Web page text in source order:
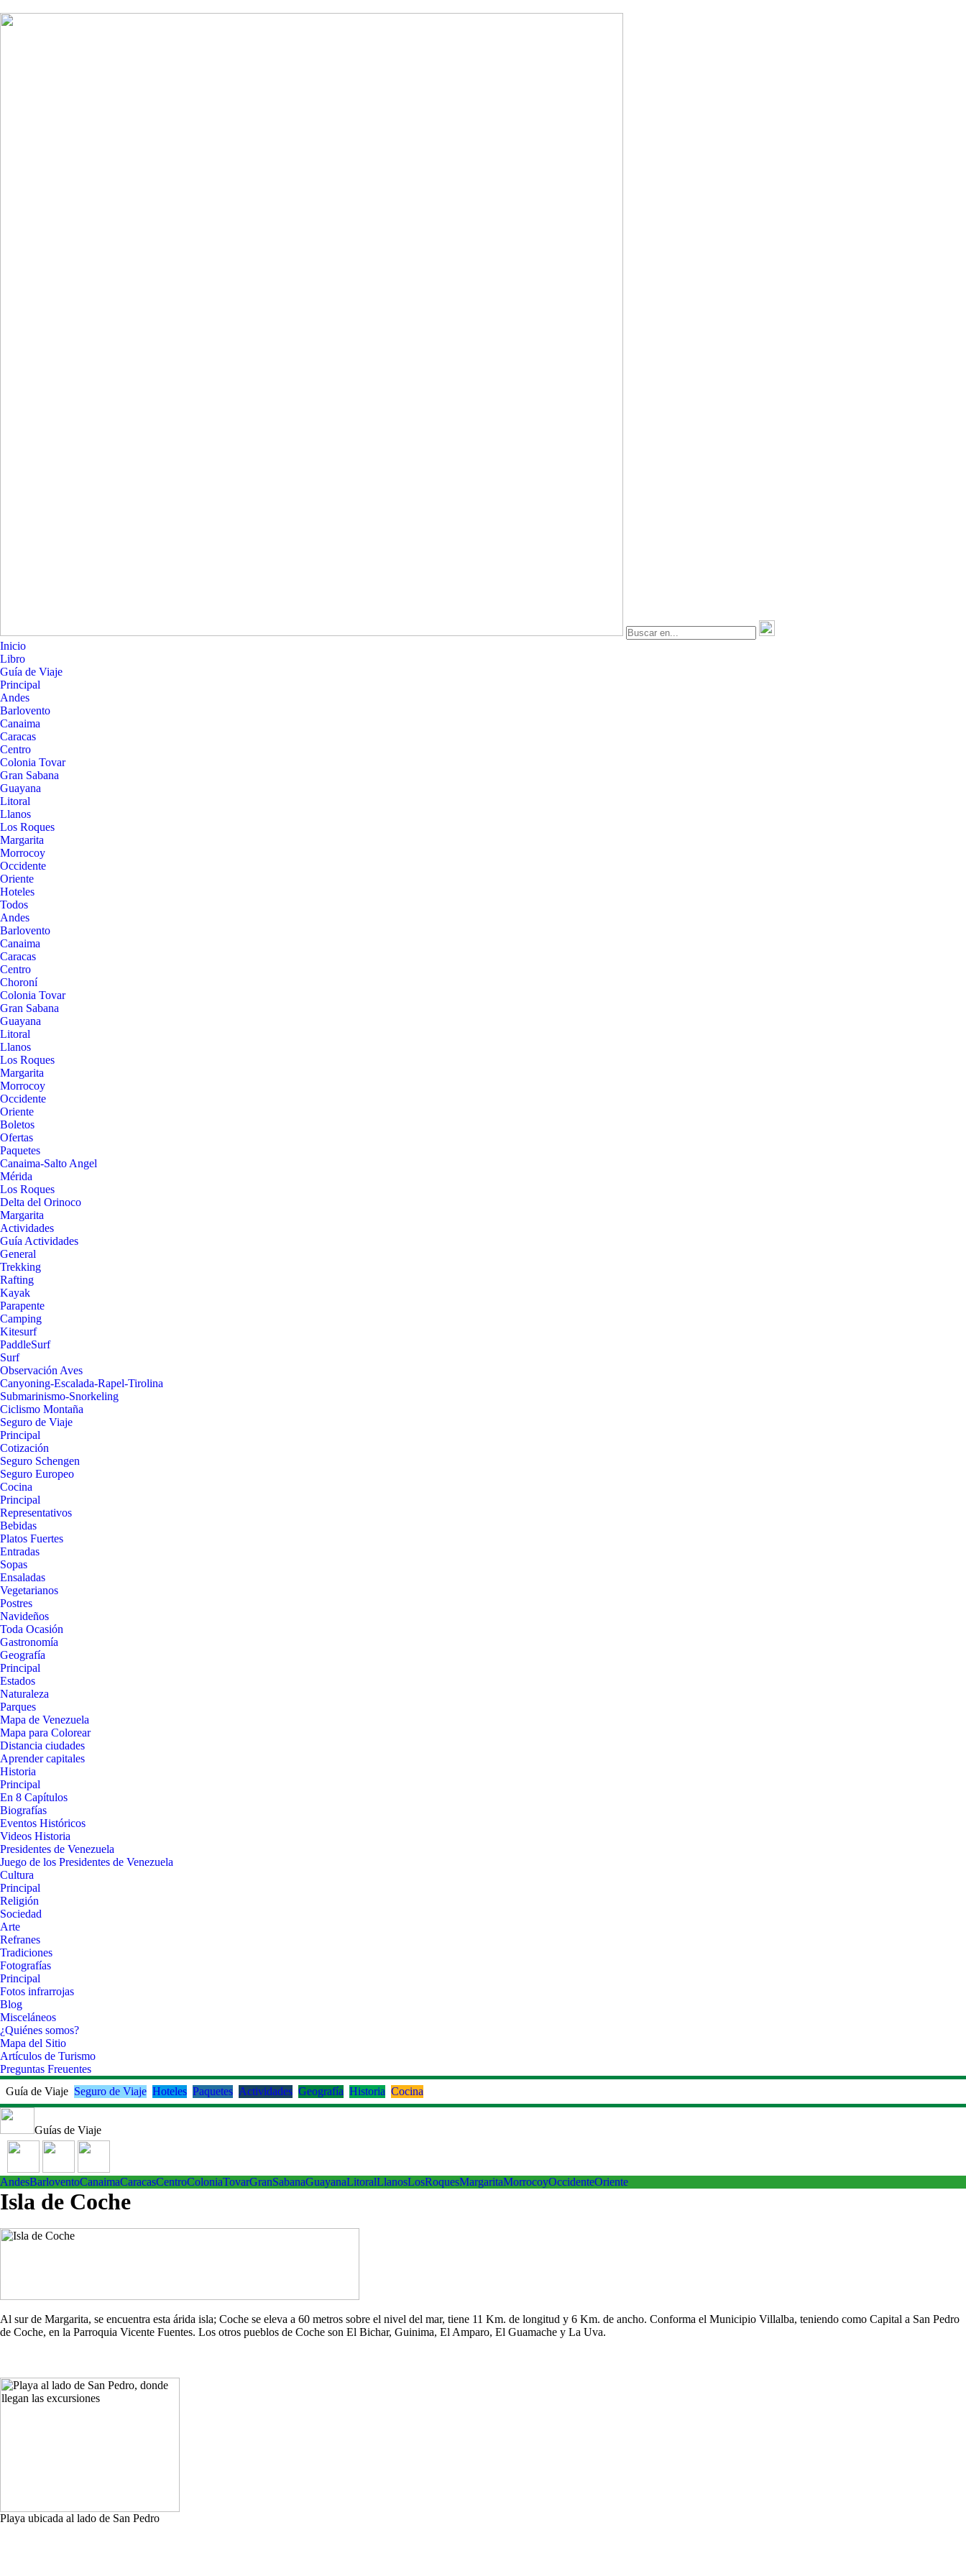
Inicio
Libro
Guía de Viaje
Principal
Andes
Barlovento
Canaima
Caracas
Centro
Colonia Tovar
Gran Sabana
Guayana
Litoral
Llanos
Los Roques
Margarita
Morrocoy
Occidente
Oriente
Hoteles
Todos
Andes
Barlovento
Canaima
Caracas
Centro
Choroní
Colonia Tovar
Gran Sabana
Guayana
Litoral
Llanos
Los Roques
Margarita
Morrocoy
Occidente
Oriente
Boletos
Ofertas
Paquetes
Canaima-Salto Angel
Mérida
Los Roques
Delta del Orinoco
Margarita
Actividades
Guía Actividades
General
Trekking
Rafting
Kayak
Parapente
Camping
Kitesurf
PaddleSurf
Surf
Observación Aves
Canyoning-Escalada-Rapel-Tirolina
Submarinismo-Snorkeling
Ciclismo Montaña
Seguro de Viaje
Principal
Cotización
Seguro Schengen
Seguro Europeo
Cocina
Principal
Representativos
Bebidas
Platos Fuertes
Entradas
Sopas
Ensaladas
Vegetarianos
Postres
Navideños
Toda Ocasión
Gastronomía
Geografía
Principal
Estados
Naturaleza
Parques
Mapa de Venezuela
Mapa para Colorear
Distancia ciudades
Aprender capitales
Historia
Principal
En 8 Capítulos
Biografías
Eventos Históricos
Videos Historia
Presidentes de Venezuela
Juego de los Presidentes de Venezuela
Cultura
Principal
Religión
Sociedad
Arte
Refranes
Tradiciones
Fotografías
Principal
Fotos infrarrojas
Blog
Misceláneos
¿Quiénes somos?
Mapa del Sitio
Artículos de Turismo
Preguntas Freuentes
Guía de Viaje Seguro de Viaje Hoteles Paquetes Actividades Geografía Historia Cocina
Guías de Viaje
AndesBarloventoCanaimaCaracasCentroColoniaTovarGranSabanaGuayanaLitoralLlanosLosRoquesMargaritaMorrocoyOccidenteOriente
Isla de Coche
Al sur de Margarita, se encuentra esta árida isla; Coche se eleva a 60 metros sobre el nivel del mar, tiene 11 Km. de longitud y 6 Km. de ancho. Conforma el Municipio Villalba, teniendo como Capital a San Pedro
de Coche, en la Parroquia Vicente Fuentes. Los otros pueblos de Coche son El Bichar, Guinima, El Amparo, El Guamache y La Uva.
Playa ubicada al lado de San Pedro